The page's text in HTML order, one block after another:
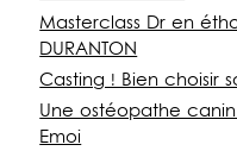
Masterclass Dr en
DURANTON
Casting ! Bien choisir
Une ostéopathe
Emoi